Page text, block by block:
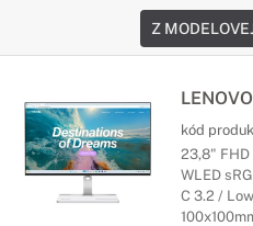
Z
kód
23,8" FHD
WLED
C 3.2 /